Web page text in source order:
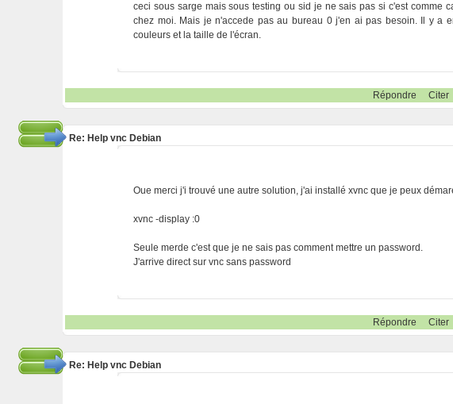
ceci sous sarge mais sous testing ou sid je ne sais pas si c'est comme
chez moi. Mais je n'accede pas au bureau 0 j'en ai pas besoin. Il y a
couleurs et la taille de l'écran.
Répondre Citer
Re: Help vnc Debian
Oue merci j'i trouvé une autre solution, j'ai installé xvnc que je peux
xvnc -display :0
Seule merde c'est que je ne sais pas comment mettre un password.
J'arrive direct sur vnc sans password
Répondre Citer
Re: Help vnc Debian